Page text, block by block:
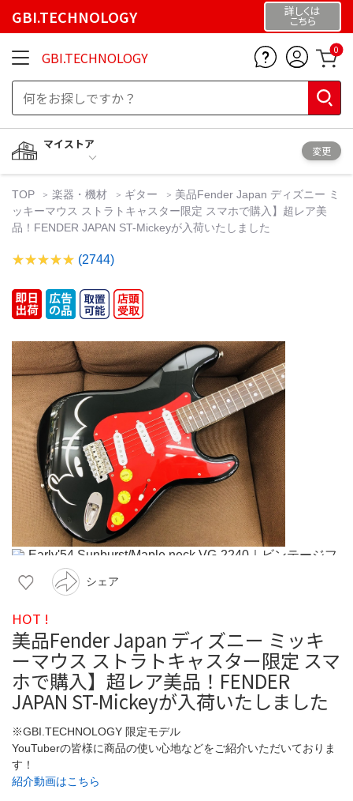
GBI.TECHNOLOGY 詳しくは
こちら
GBI.TECHNOLOGY 0
マイストア
変更
TOP 楽器・機材 ギター
美品Fender Japan ディズニー ミ
ッキーマウス ストラトキャスター限定 スマホで購入】超レア美
品！FENDER JAPAN ST-Mickeyが入荷いたしました
(2744)
シェア
HOT !
美品Fender Japan ディズニー ミッキ
ーマウス ストラトキャスター限定 スマ
ホで購入】超レア美品！FENDER
JAPAN ST-Mickeyが入荷いたしました
※GBI.TECHNOLOGY 限定モデル
YouTuberの皆様に商品の使い心地などをご紹介いただいておりま
す！
紹介動画はこちら